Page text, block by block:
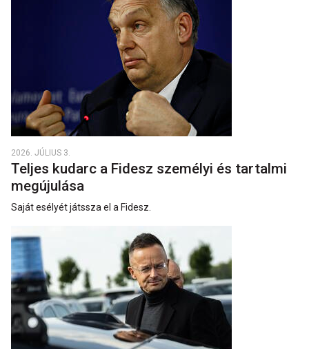
2026. JÚLIUS 3.
Teljes kudarc a Fidesz személyi és tartalmi
megújulása
Saját esélyét játssza el a Fidesz.